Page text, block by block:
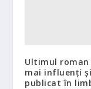
Ultimul roman
mai influenți
publicat în